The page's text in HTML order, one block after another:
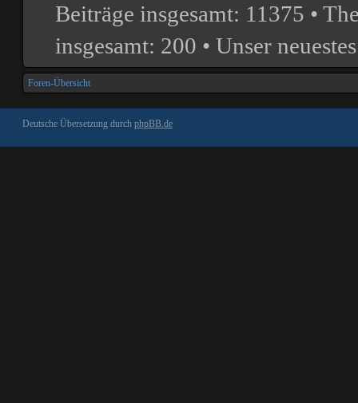
Beiträge insgesamt: 11375 •
insgesamt: 200 • Unser
Foren-Übersicht
Deutsche Übersetzung durch phpBB.de